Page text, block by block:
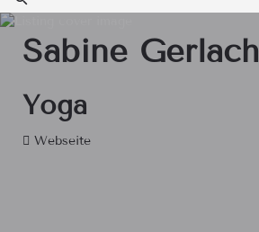
Sabine Gerlach
Yoga
Webseite